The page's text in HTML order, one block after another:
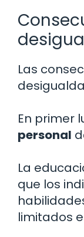
Las
En primer
personal
La
que los
limitados